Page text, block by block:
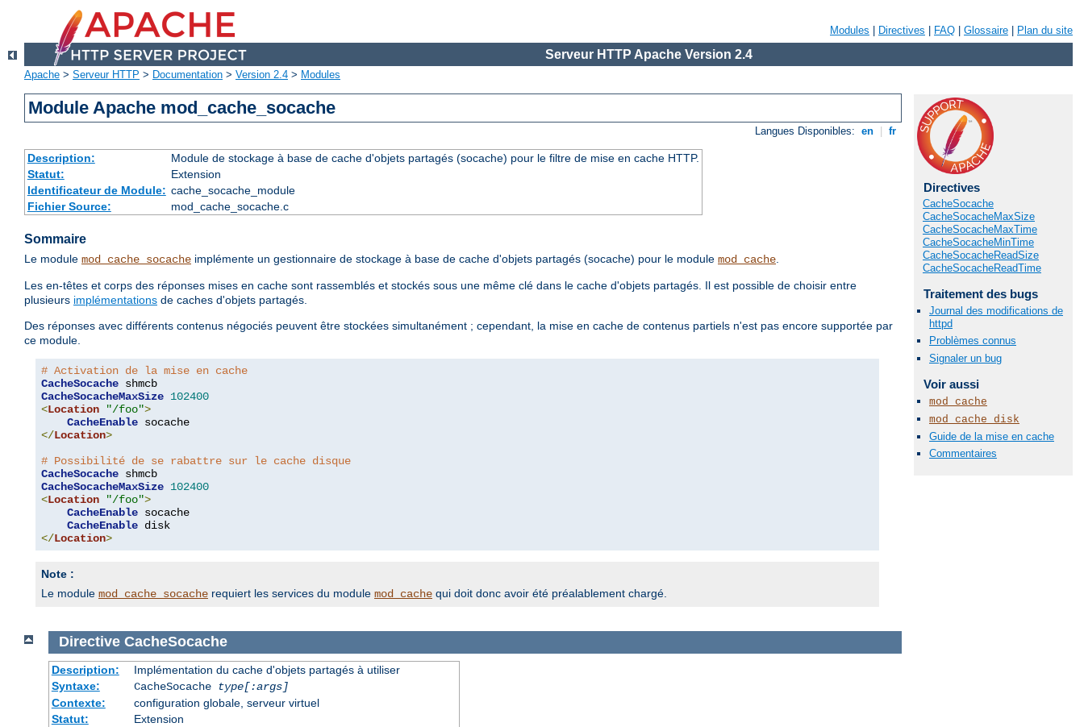
Modules Directives FAQ Glossaire Plan du site
Serveur HTTP Apache Version 2.4
Apache > Serveur HTTP > Documentation > Version 2.4 > Modules
Module Apache mod_cache_socache
Langues Disponibles: en fr
Description:
Module de stockage à base de cache d'objets partagés (socache) pour le filtre de mise en cache HTTP.
Statut:
Extension
Identificateur de Module: cache_socache_module
Fichier Source:
mod_cache_socache.c
Sommaire
Le module mod_cache_socache implémente un gestionnaire de stockage à base de cache d'objets partagés (socache) pour le module mod_cache.
Les en-têtes et corps des réponses mises en cache sont rassemblés et stockés sous une même clé dans le cache d'objets partagés. Il est possible de choisir entre
plusieurs implémentations de caches d'objets partagés.
Des réponses avec différents contenus négociés peuvent être stockées simultanément ; cependant, la mise en cache de contenus partiels n'est pas encore supportée par
ce module.
# Activation de la mise en cache
CacheSocache
CacheSocacheMaxSize 102400
<Location "/foo">
CacheEnable
</Location>
# Possibilité de se rabattre sur le cache disque
CacheSocache
CacheSocacheMaxSize 102400
<Location "/foo">
CacheEnable socache
CacheEnable
</Location>
Note :
Le module mod_cache_socache requiert les services du module mod_cache qui doit donc avoir été préalablement chargé.
Directives
CacheSocache
CacheSocacheMaxSize
CacheSocacheMaxTime
CacheSocacheMinTime
CacheSocacheReadSize
CacheSocacheReadTime
Traitement des bugs
Journal des modifications de
httpd
Problèmes connus
Signaler un bug
Voir aussi
mod_cache
mod_cache_disk
Guide de la mise en cache
Commentaires
Directive CacheSocache
Description:
Implémentation du cache d'objets partagés à utiliser
Syntaxe:
CacheSocache
type[:args]
Contexte:
configuration globale, serveur virtuel
Statut:
Extension